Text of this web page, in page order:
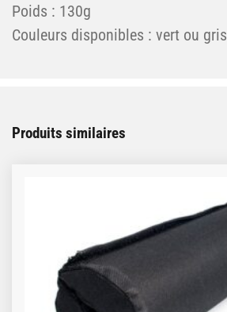
Poids : 130g
Couleurs disponibles : vert ou
Produits similaires
Ce produit a plusieurs